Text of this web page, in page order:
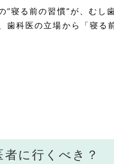
”寝る前の習慣”が、むし
歯科医の立場から「寝る
に行くべき？